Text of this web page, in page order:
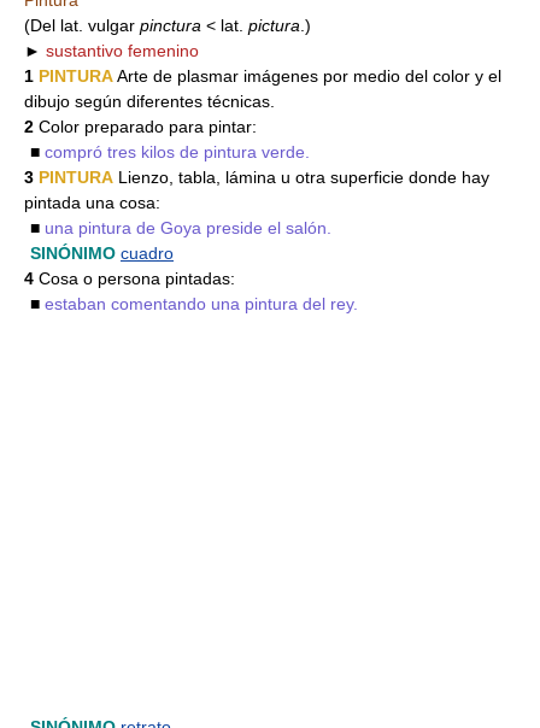
(Del lat. vulgar pinctura < lat. pictura .)
► sustantivo femenino
1 PINTURAArte de plasmar imágenes por medio del color y el
dibujo según diferentes técnicas.
2 Color preparado para pintar:
■ compró tres kilos de pintura verde.
3 PINTURA Lienzo, tabla, lámina u otra superficie donde hay
pintada una cosa:
■ una pintura de Goya preside el salón.
SINÓNIMO cuadro
4 Cosa o persona pintadas:
■ estaban comentando una pintura del rey.